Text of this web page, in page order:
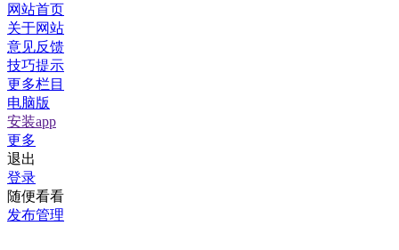
网站首页
关于网站
意见反馈
技巧提示
更多栏目
电脑版
安装app
更多
退出
登录
随便看看
发布管理